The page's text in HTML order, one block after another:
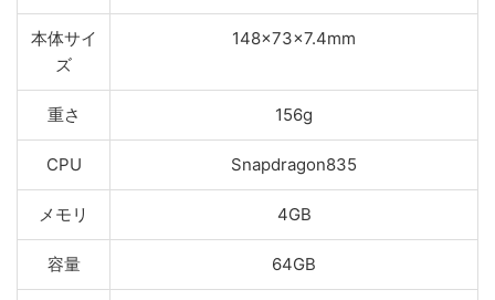
本体サイ
ズ
148×73×7.4mm
重さ 156g
CPU Snapdragon835
メモリ 4GB
容量 64GB